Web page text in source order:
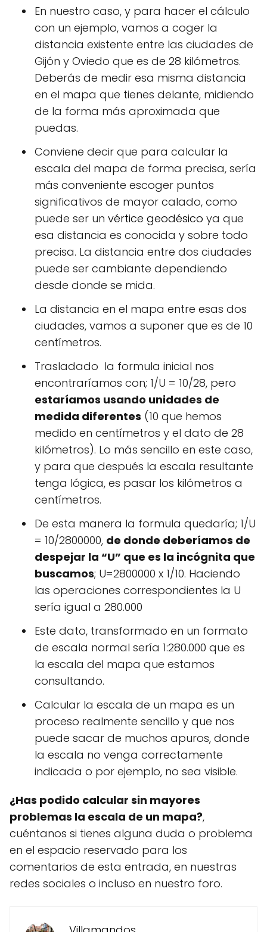
En nuestro caso, y para hacer el cálculo
con un ejemplo, vamos a coger la
distancia existente entre las ciudades de
Gijón y Oviedo que es de 28 kilómetros.
Deberás de medir esa misma distancia
en el mapa que tienes delante, midiendo
de la forma más aproximada que
puedas.
Conviene decir que para calcular la
escala del mapa de forma precisa, sería
más conveniente escoger puntos
significativos de mayor calado, como
puede ser un vértice geodésico ya que
esa distancia es conocida y sobre todo
precisa. La distancia entre dos ciudades
puede ser cambiante dependiendo
desde donde se mida.
La distancia en el mapa entre esas dos
ciudades, vamos a suponer que es de 10
centímetros.
Trasladado la formula inicial nos
encontraríamos con; 1/U = 10/28, pero
estaríamos usando unidades de
medida diferentes (10 que hemos
medido en centímetros y el dato de 28
kilómetros). Lo más sencillo en este caso,
y para que después la escala resultante
tenga lógica, es pasar los kilómetros a
centímetros.
De esta manera la formula quedaría; 1/U
= 10/2800000, de donde deberíamos de
despejar la “U” que es la incógnita que
buscamos; U=2800000 x 1/10. Haciendo
las operaciones correspondientes la U
sería igual a 280.000
Este dato, transformado en un formato
de escala normal sería 1:280.000 que es
la escala del mapa que estamos
consultando.
Calcular la escala de un mapa es un
proceso realmente sencillo y que nos
puede sacar de muchos apuros, donde
la escala no venga correctamente
indicada o por ejemplo, no sea visible.
¿Has podido calcular sin mayores
problemas la escala de un mapa?,
cuéntanos si tienes alguna duda o problema
en el espacio reservado para los
comentarios de esta entrada, en nuestras
redes sociales o incluso en nuestro foro.